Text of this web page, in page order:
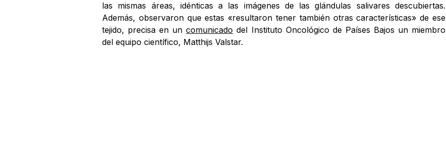
las mismas áreas, idénticas a las imágenes de las glándulas salivares descubiertas.
Además, observaron que estas «resultaron tener también otras características» de ese
tejido, precisa en uncomunicado del Instituto Oncológico de Países Bajos un miembro
del equipo científico, Matthijs Valstar.